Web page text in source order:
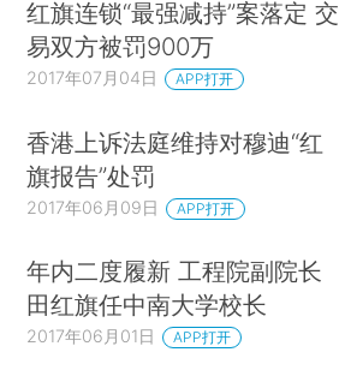
红旗连锁“最强减持”案落定 交
易双方被罚900万
2017年07月04日 APP打开
香港上诉法庭维持对穆迪“红
旗报告”处罚
2017年06月09日 APP打开
年内二度履新 工程院副院长
田红旗任中南大学校长
2017年06月01日 APP打开